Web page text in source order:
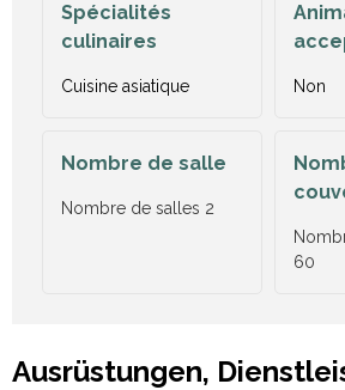
Spécialités
culinaires
Cuisine asiatique Non
Nombre de salle
Nombre de salles 2
60
Ausrüstungen,